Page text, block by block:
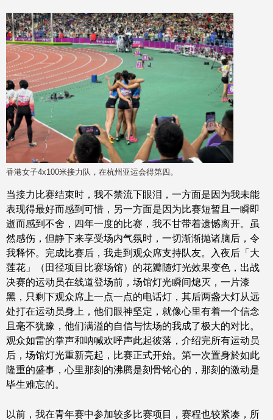
香港女子4x100米接力队，在杭州亚运会得第四。
当接力比赛结束时，我不禁流下眼泪，一方面是因为我未能
表现得最好而感到可惜，另一方面是因为比赛短暂且一瞬即
逝而感到不舍，四年一度的比赛，我不甘带着遗憾离开。虽
然感伤，但静下来享受场内气氛时，一切渐渐抛诸脑后，令
我释怀。完成比赛后，我走到观众席支持队友。入夜后「大
莲花」（田径项目比赛场馆）的花瓣随灯光效果变色，出战
决赛的运动员在线道登场前，场馆灯光瞬间熄灭，一片漆
黑，只剩下观众席上一点一点的电话灯，其后两盏大灯从远
处打在运动员身上，他们眼神坚定，就像心里有着一个信念
且毫不犹豫，他们满溢的自信与怯场的我成了极大的对比。
观众如雷的掌声和呐喊欢呼声此起彼落，介绍完所有运动员
后，场馆灯光重新亮起，比赛正式开始。第一次置身於如此
隆重的盛事，心里那刻的沸腾是刻骨铭心的，那刻的激动是
毕生难忘的。
以前，我在青年赛中参加较多比赛项目，赛程也较紧凑，所